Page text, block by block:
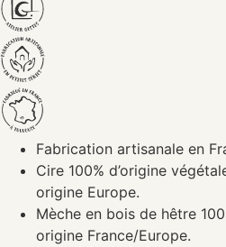
Fabrication artisanale en
Cire 100% d’origine
origine Europe.
Mèche en bois de hêtre
origine France/Europe.